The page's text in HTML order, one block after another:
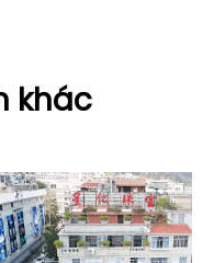
khác